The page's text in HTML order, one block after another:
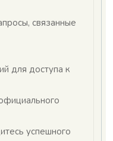
связанные
для доступа к
успешного